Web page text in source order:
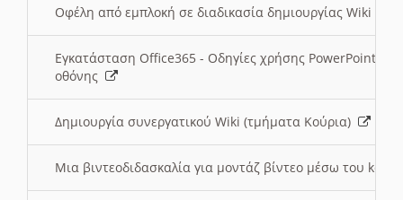
Οφέλη από εμπλοκή σε διαδικασία δημιουργίας Wiki
Εγκατάσταση Office365 - Οδηγίες χρήσης PowerPoint
οθόνης
Δημιουργία συνεργατικού Wiki (τμήματα Κούρια)
Μια βιντεοδιδασκαλία για μοντάζ βίντεο μέσω του